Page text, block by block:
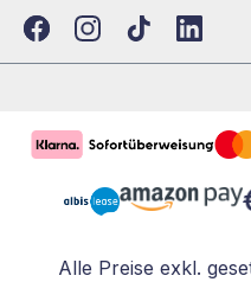
TikTok
Alle Preise exkl.